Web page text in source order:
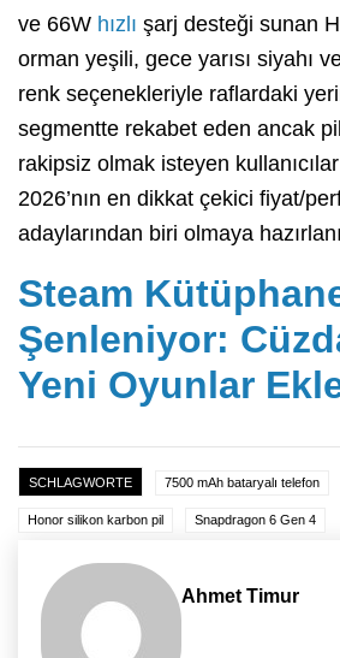
ve 66W hızlı şarj desteği sunan
orman yeşili, gece yarısı siyahı
renk seçenekleriyle raflardaki
segmentte rekabet eden ancak
rakipsiz olmak isteyen
2026’nın en dikkat çekici fiyat/
adaylarından biri olmaya
Steam
Şenleniyor:
Yeni Oyunlar
SCHLAGWORTE 7500 mAh bataryalı telefon
Honor silikon karbon pil Snapdragon 6 Gen 4
Ahmet Timur